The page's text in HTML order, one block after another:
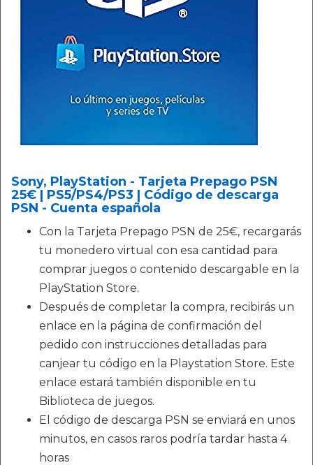
Sony, PlayStation - Tarjeta Prepago PSN
25€ | PS5/PS4/PS3 | Código de descarga
PSN - Cuenta española
Con la Tarjeta Prepago PSN de 25€, recargarás
tu monedero virtual con esa cantidad para
comprar juegos o contenido descargable en la
PlayStation Store.
Después de completar la compra, recibirás un
enlace en la página de confirmación del
pedido con instrucciones detalladas para
canjear tu código en la Playstation Store. Este
enlace estará también disponible en tu
Biblioteca de juegos.
El código de descarga PSN se enviará en unos
minutos, en casos raros podría tardar hasta 4
horas